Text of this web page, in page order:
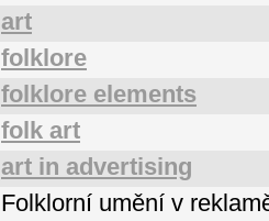
art
folklore
folklore elements
folk art
art in advertising
Folklorní umění v